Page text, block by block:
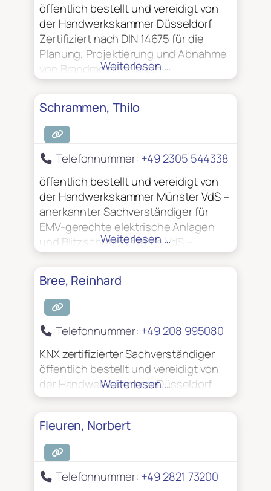
öffentlich bestellt und vereidigt von
der Handwerkskammer Düsseldorf
Zertifiziert nach DIN 14675 für die
Planung, Projektierung und Abnahme
von Brandmeldeanlagen
Zuverlässigkeit gemäß § 7
Luftsicherheitsgesetz (LuftSIG)
Weiterlesen …
Schrammen, Thilo
Telefonnummer: +49 2305 544338
öffentlich bestellt und vereidigt von
der Handwerkskammer Münster VdS –
anerkannter Sachverständiger für
EMV-gerechte elektrische Anlagen
und Blitzschutzsysteme VdS –
anerkannter Sachverständiger zur
Prüfung elektrischer Anlagen
Weiterlesen …
Bree, Reinhard
Telefonnummer: +49 208 995080
KNX zertifizierter Sachverständiger
öffentlich bestellt und vereidigt von
der Handwerkskammer Düsseldorf
Weiterlesen …
Fleuren, Norbert
Telefonnummer: +49 2821 73200